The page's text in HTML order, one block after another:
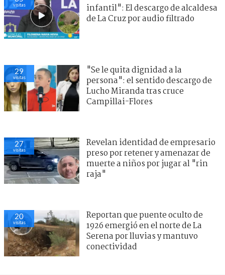
visitas
infantil": El descargo de alcaldesa
de La Cruz por audio filtrado
29
visitas
"Se le quita dignidad a la
persona": el sentido descargo de
Lucho Miranda tras cruce
Campillai-Flores
27
visitas
Revelan identidad de empresario
preso por retener y amenazar de
muerte a niños por jugar al "rin
raja"
20
visitas
Reportan que puente oculto de
1926 emergió en el norte de La
Serena por lluvias y mantuvo
conectividad